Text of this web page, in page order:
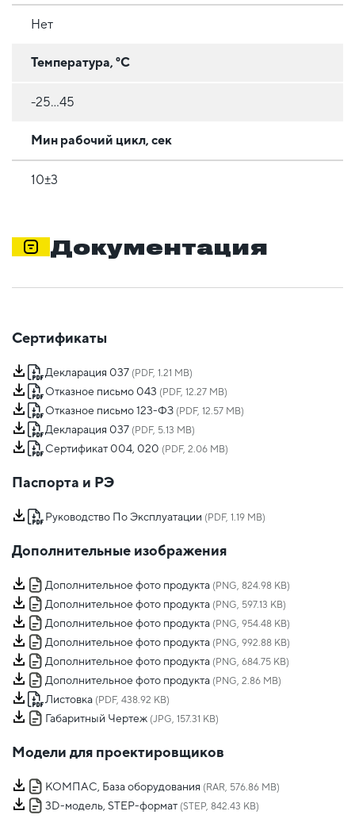
Нет
Температура, °C
-25...45
Мин рабочий цикл, сек
10±3
Документация
Сертификаты
Декларация 037 (PDF, 1.21 MB)
Отказное письмо 043 (PDF, 12.27 MB)
Отказное письмо 123-ФЗ (PDF, 12.57 MB)
Декларация 037 (PDF, 5.13 MB)
Сертификат 004, 020 (PDF, 2.06 MB)
Паспорта и РЭ
Руководство По Эксплуатации (PDF, 1.19 MB)
Дополнительные изображения
Дополнительное фото продукта (PNG, 824.98 KB)
Дополнительное фото продукта (PNG, 597.13 KB)
Дополнительное фото продукта (PNG, 954.48 KB)
Дополнительное фото продукта (PNG, 992.88 KB)
Дополнительное фото продукта (PNG, 684.75 KB)
Дополнительное фото продукта (PNG, 2.86 MB)
Листовка (PDF, 438.92 KB)
Габаритный Чертеж (JPG, 157.31 KB)
Модели для проектировщиков
КОМПАС, База оборудования (RAR, 576.86 MB)
3D-модель, STEP-формат (STEP, 842.43 KB)